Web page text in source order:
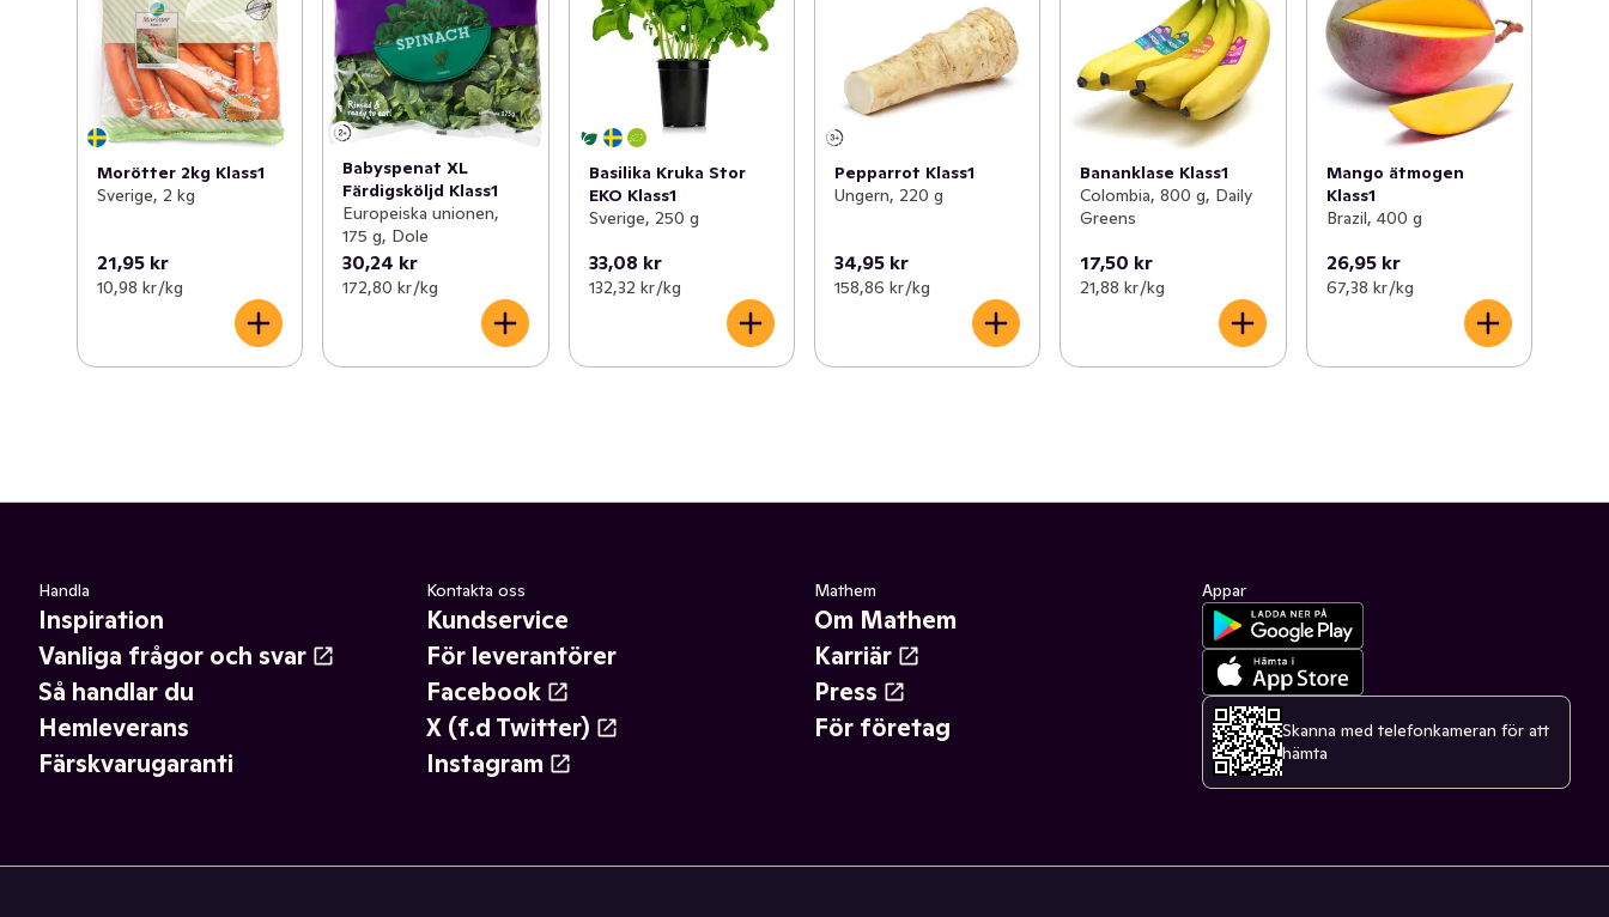
Morötter 2kg Klass1
Sverige, 2 kg
21,95 kr
10,98 kr /kg
Babyspenat XL
Färdigsköljd Klass1
Europeiska unionen,
175 g, Dole
30,24 kr
172,80 kr /kg
Basilika Kruka Stor
EKO Klass1
Sverige, 250 g
33,08 kr
132,32 kr /kg
Pepparrot Klass1
Ungern, 220 g
34,95 kr
158,86 kr /kg
Bananklase Klass1
Colombia, 800 g, Daily
Greens
17,50 kr
21,88 kr /kg
Mango ätmogen
Klass1
Brazil, 400 g
26,95 kr
67,38 kr /kg
Handla
Inspiration
Vanliga frågor och svar
Så handlar du
Hemleverans
Färskvarugaranti
Kontakta oss
Kundservice
För leverantörer
Facebook
X (f.d Twitter)
Instagram
Mathem
Om Mathem
Karriär
Press
För företag
Appar
Skanna med telefonkameran för att
hämta